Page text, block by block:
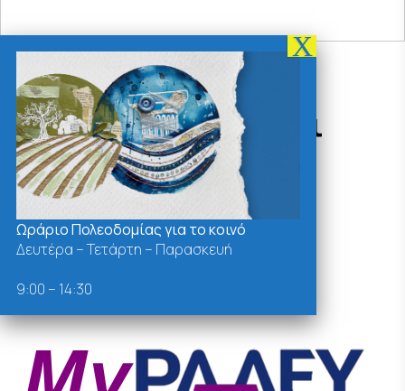
Δράσεις - Χρήσιμοι
Σύνδεσμοι
Ωράριο Πολεοδομίας για το κοινό
Δευτέρα – Τετάρτη – Παρασκευή
9:00 – 14:30